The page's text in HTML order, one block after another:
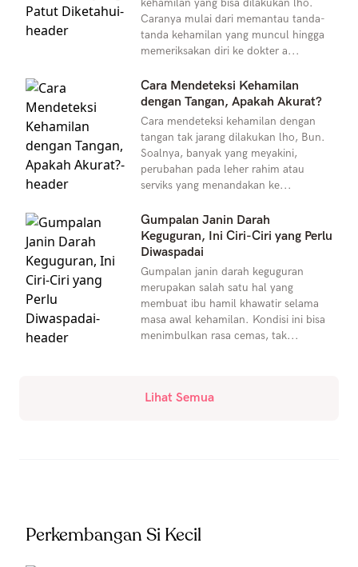
kehamilan yang bisa dilakukan lho.
Caranya mulai dari memantau tanda-
tanda kehamilan yang muncul hingga
memeriksakan diri ke dokter a...
Cara Mendeteksi Kehamilan
dengan Tangan, Apakah Akurat?
Cara mendeteksi kehamilan dengan
tangan tak jarang dilakukan lho, Bun.
Soalnya, banyak yang meyakini,
perubahan pada leher rahim atau
serviks yang menandakan ke...
Gumpalan Janin Darah
Keguguran, Ini Ciri-Ciri yang Perlu
Diwaspadai
Gumpalan janin darah keguguran
merupakan salah satu hal yang
membuat ibu hamil khawatir selama
masa awal kehamilan. Kondisi ini bisa
menimbulkan rasa cemas, tak...
Lihat Semua
Perkembangan Si Kecil